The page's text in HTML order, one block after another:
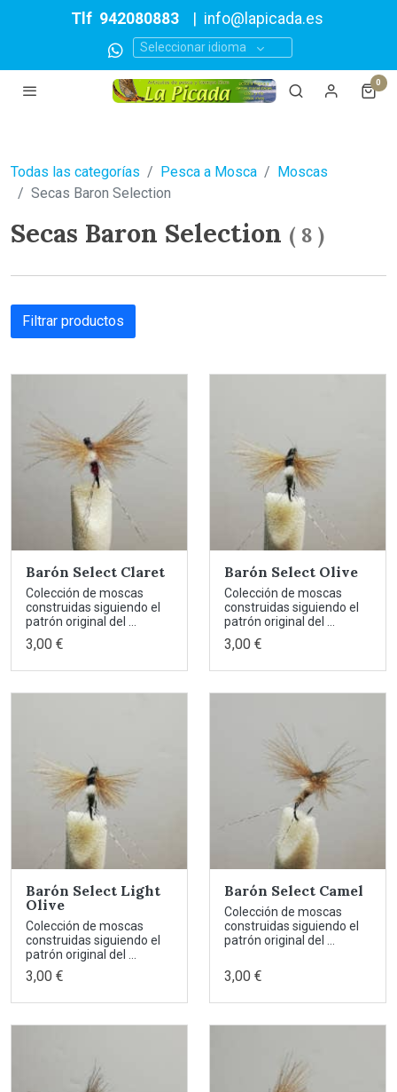
Tlf 942080883 info@lapicada.es
Seleccionar idioma
0
Todas las categorías Pesca a Mosca
Moscas
Secas Baron Selection
Secas Baron Selection ( 8 )
Filtrar productos
Barón Select Claret
Colección de moscas
construidas siguiendo el
patrón original del ...
3,00 €
Barón Select Olive
Colección de moscas
construidas siguiendo el
patrón original del ...
3,00 €
Barón Select Light
Olive
Colección de moscas
construidas siguiendo el
patrón original del ...
3,00 €
Barón Select Camel
Colección de moscas
construidas siguiendo el
patrón original del ...
3,00 €